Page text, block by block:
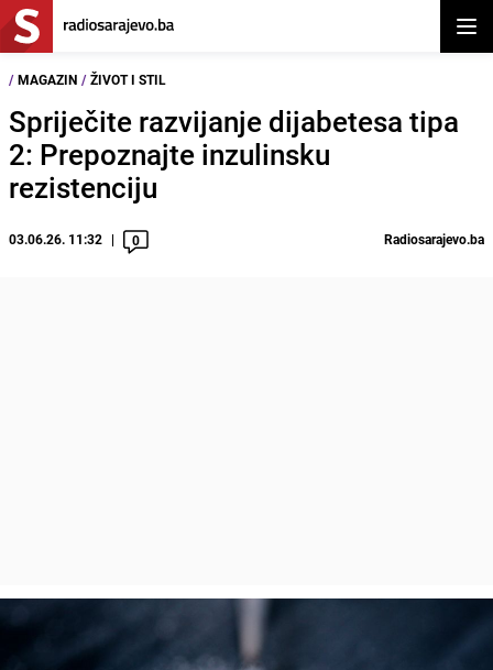
/ MAGAZIN / ŽIVOT I STIL
Spriječite razvijanje dijabetesa tipa
2: Prepoznajte inzulinsku
rezistenciju
03.06.26. 11:32 0 Radiosarajevo.ba